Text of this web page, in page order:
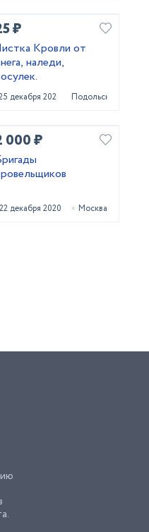
₽
Кровли от
наледи,
декабря 2020 Подольск
000 ₽
22 декабря 2020 Москва